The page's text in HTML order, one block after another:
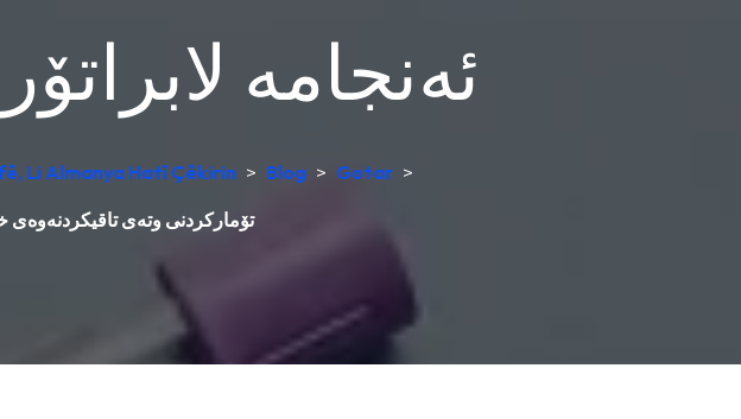
ئەنجامە
Li Almanya Hatî Çêkirin > Blog > Gotar >
تۆمارکردنی وتەی تاقیکردنەوەی